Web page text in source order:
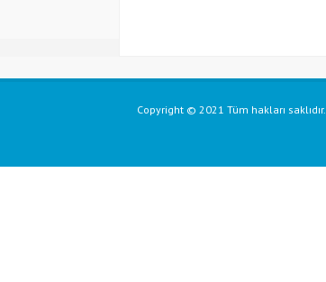
Copyright © 2021 Tüm hakları saklıdır.